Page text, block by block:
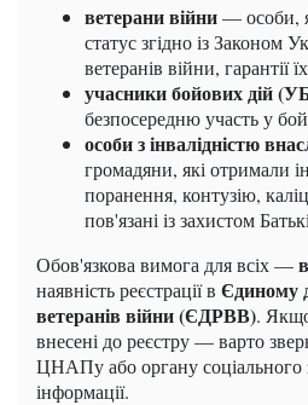
ветерани війни— особи,
статус згідно із Законом
ветеранів війни, гарантії
учасники бойових дій
безпосередню участь у
особи з інвалідністю
громадяни, які отримали
поранення, контузію,
пов'язані із захистом
Обов'язкова вимога для всіх —
наявність реєстрації в Єдиному
ветеранів війни (ЄДРВВ).
внесені до реєстру — варто
ЦНАПу або органу соціального
інформації.